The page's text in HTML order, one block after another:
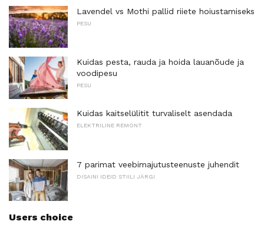
Lavendel vs Mothi pallid riiete hoiustamiseks
PESU
Kuidas pesta, rauda ja hoida lauanõude ja
voodipesu
PESU
Kuidas kaitselülitit turvaliselt asendada
ELEKTRILINE REMONT
7 parimat veebimajutusteenuste juhendit
DISAINI IDEID STIILI JÄRGI
Users choice